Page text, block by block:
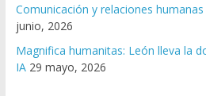
Comunicación y relaciones
junio, 2026
Magnifica humanitas: León lleva la
IA 29 mayo, 2026